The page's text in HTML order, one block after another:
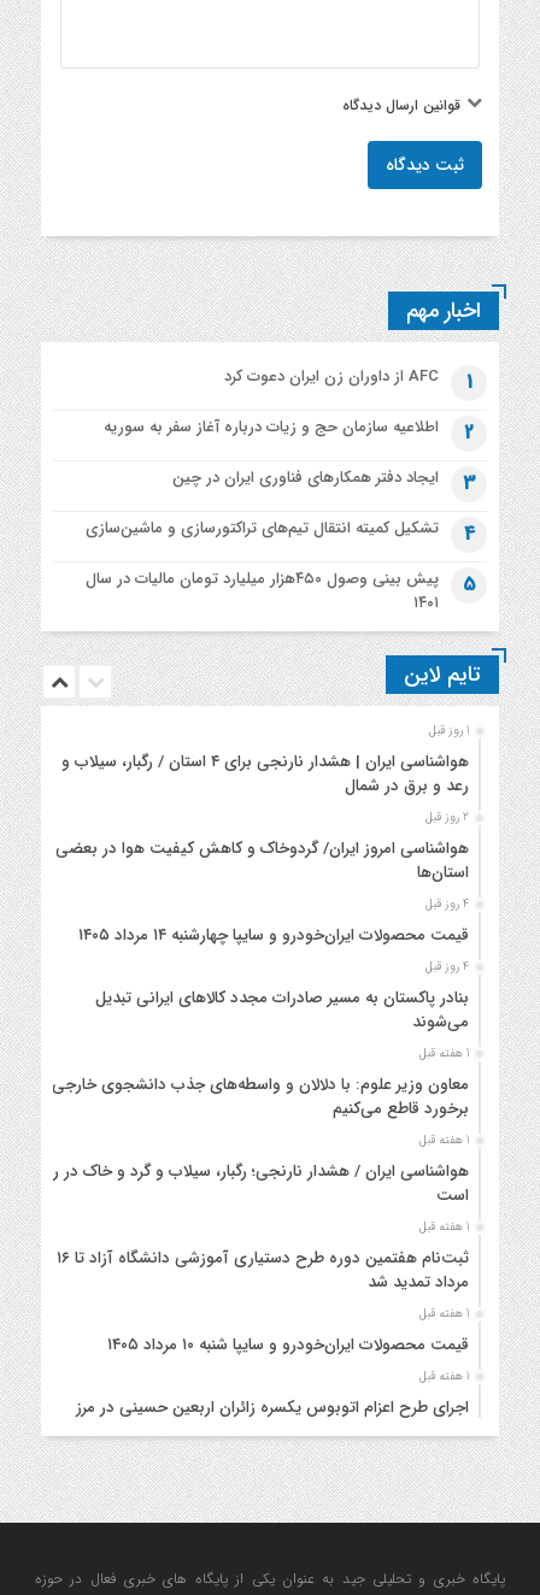
قوانین ارسال دیدگاه
ثبت دیدگاه
اخبار مهم
1 AFC از داوران زن ایران دعوت کرد
2 اطلاعیه‌ سازمان حج و زیات درباره آغاز سفر به سوریه
3 ایجاد دفتر همکارهای فناوری ایران در چین
4 تشکیل کمیته انتقال تیم‌های تراکتورسازی و ماشین‌سازی
5
پیش بینی وصول ۴۵۰هزار میلیارد تومان مالیات در سال
۱۴۰۱
تایم لاین
1 روز قبل
هواشناسی ایران | هشدار نارنجی برای ۴ استان / رگبار، سیلاب و
رعد و برق در شمال
2 روز قبل
هواشناسی امروز ایران/ گردوخاک و کاهش کیفیت هوا در بعضی
استان‌ها
4 روز قبل
قیمت محصولات ایران‌خودرو و سایپا چهارشنبه ۱۴ مرداد ۱۴۰۵
4 روز قبل
بنادر پاکستان به مسیر صادرات مجدد کالاهای ایرانی تبدیل
می‌شوند
1 هفته قبل
معاون وزیر علوم: با دلالان و واسطه‌های جذب دانشجوی خارجی
برخورد قاطع می‌کنیم
1 هفته قبل
هواشناسی ایران / هشدار نارنجی؛ رگبار، سیلاب و گرد و خاک در راه
است
1 هفته قبل
ثبت‌نام هفتمین دوره طرح دستیاری آموزشی دانشگاه آزاد تا ۱۶
مرداد تمدید شد
1 هفته قبل
قیمت محصولات ایران‌خودرو و سایپا شنبه ۱۰ مرداد ۱۴۰۵
1 هفته قبل
اجرای طرح اعزام اتوبوس یکسره زائران اربعین حسینی در مرز
خسروی
1 هفته قبل
فرودگاه‌های کشور آمادگی کامل برای اجرای عملیات پروازی اربعین
را دارند
قیمت محصولات ایران‌خودرو و سایپا چهارشنبه ۷ مرداد ۱۴۰۵
پایگاه خبری و تحلیلی جید به عنوان یکی از پایگاه های خبری فعال در حوزه